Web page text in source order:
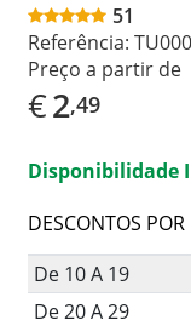
51
Referência:
Preço a partir de
€2,49
Disponibilidade
DESCONTOS
De 10 A 19
De 20 A 29